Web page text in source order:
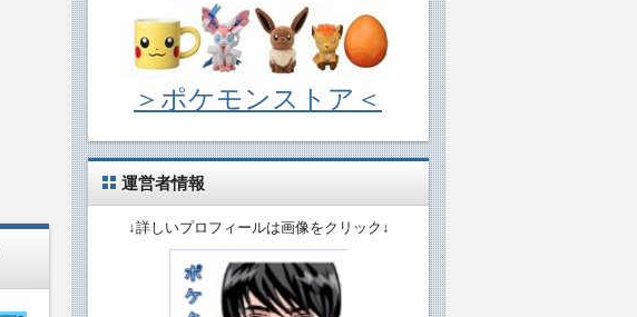
＞ポケモンストア＜
運営者情報
↓詳しいプロフィールは画像をクリック↓